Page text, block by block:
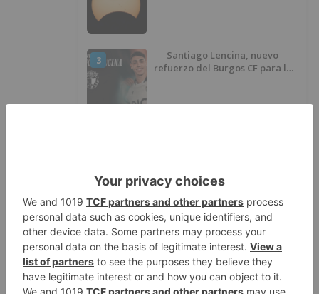
3
Santiago Lencina, nuevo
refuerzo del Burgos CF para la
Detenidas tres personas en
Quintanar de la Sierra con
hachís, cocaína y marihuana
ocultos en su vehículo